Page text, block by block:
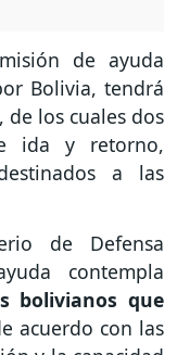
de ayuda
Bolivia, tendrá
los cuales dos
ida y retorno,
a las
de Defensa
contempla
bolivianos que
acuerdo con las